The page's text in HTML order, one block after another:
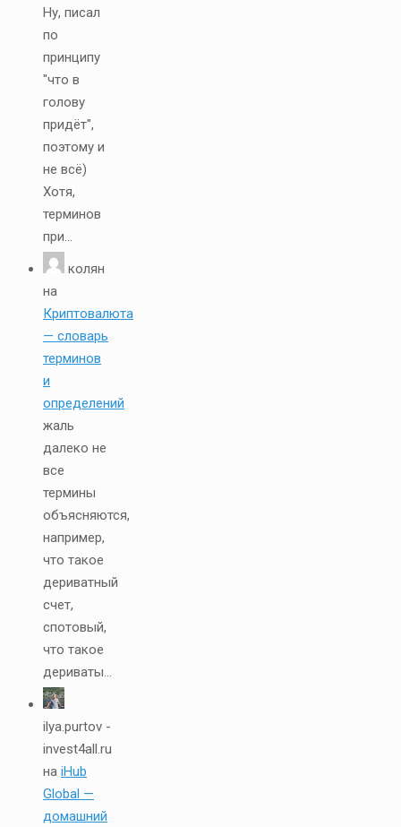
Ну, писал
по
принципу
"что в
голову
придёт",
поэтому и
не всё)
Хотя,
терминов
при...
колян
на
Криптовалюта
— словарь
терминов
и
определений
жаль
далеко не
все
термины
объясняются,
например,
что такое
дериватный
счет,
спотовый,
что такое
дериваты...
ilya.purtov -
invest4all.ru
на iHub
Global —
домашний